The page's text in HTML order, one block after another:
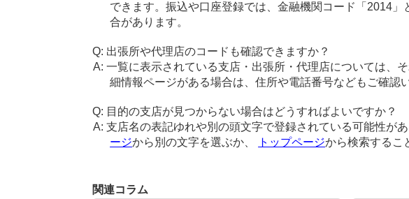
できます。振込や口座登録では、金融機関コード「2014
合があります。
出張所や代理店のコードも確認できますか？
一覧に表示されている支店・出張所・代理店については、
細情報ページがある場合は、住所や電話番号などもご確認
目的の支店が見つからない場合はどうすればよいですか？
支店名の表記ゆれや別の頭文字で登録されている可能性があ
ージから別の文字を選ぶか、 トップページから検索するこ
関連コラム